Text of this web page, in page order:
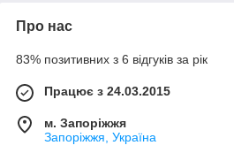
Про нас
83% позитивних з 6 відгуків за рік
Працює з 24.03.2015
м. Запоріжжя
Запоріжжя, Україна